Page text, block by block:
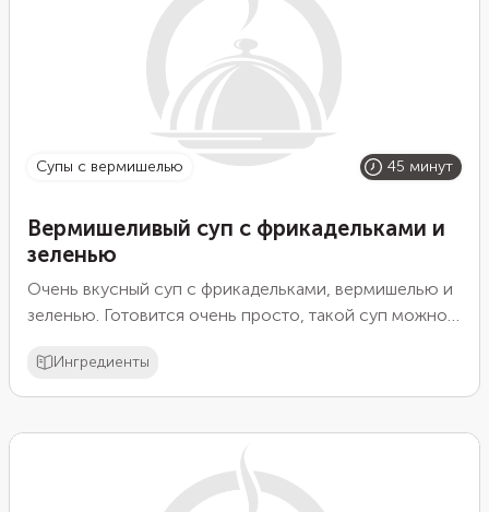
супы с вермишелью 45 минут
Вермишеливый суп с фрикадельками и
зеленью
Очень вкусный суп с фрикадельками, вермишелью и
зеленью. Готовится очень просто, такой суп можно
Ингредиенты